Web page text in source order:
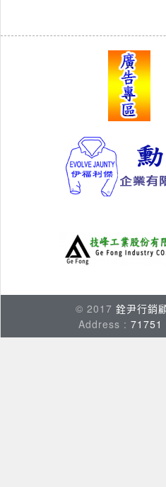
© 2017 銓尹行銷
Address : 71751